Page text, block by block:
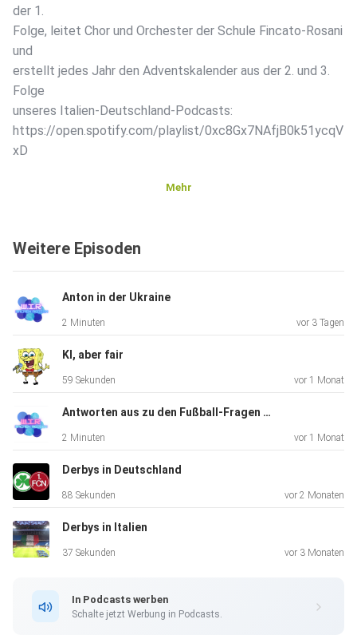
der 1.
Folge, leitet Chor und Orchester der Schule Fincato-Rosani
und
erstellt jedes Jahr den Adventskalender aus der 2. und 3.
Folge
unseres Italien-Deutschland-Podcasts:
https://open.spotify.com/playlist/0xc8Gx7NAfjB0k51ycqV
xD
Mehr
Weitere Episoden
Anton in der Ukraine
2 Minuten vor 3 Tagen
KI, aber fair
59 Sekunden vor 1 Monat
Antworten aus zu den Fußball-Fragen aus
2 Minuten vor 1 Monat
Derbys in Deutschland
88 Sekunden vor 2 Monaten
Derbys in Italien
37 Sekunden vor 3 Monaten
In Podcasts werben
Schalte jetzt Werbung in Podcasts.